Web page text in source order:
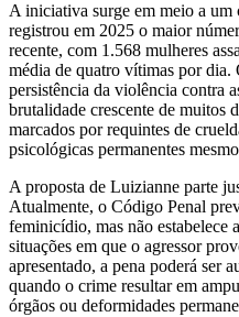
A iniciativa surge em meio a
registrou em 2025 o maior
recente, com 1.568 mulheres
média de quatro vítimas por dia.
persistência da violência contra
brutalidade crescente de muitos
marcados por requintes de
psicológicas permanentes
A proposta de Luizianne parte
Atualmente, o Código Penal
feminicídio, mas não estabelece
situações em que o agressor
apresentado, a pena poderá ser
quando o crime resultar em
órgãos ou deformidades